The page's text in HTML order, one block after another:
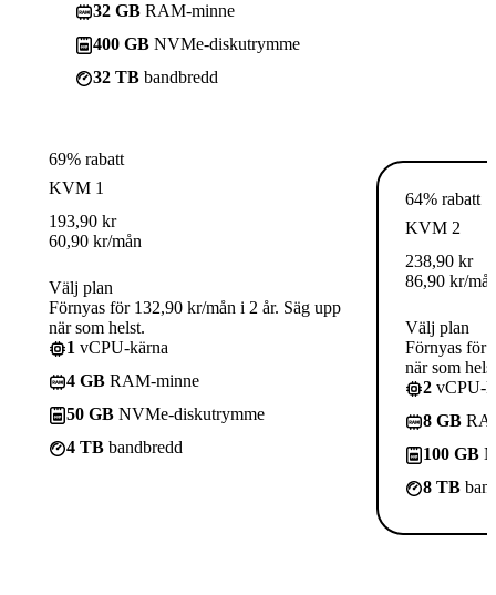
32 GB RAM-minne
400 GB NVMe-diskutrymme
32 TB bandbredd
69% rabatt
KVM 1
193,90 kr
60,90 kr/mån
Välj plan
Förnyas för 132,90 kr/mån i 2 år. Säg upp
när som helst.
1 vCPU-kärna
4 GB RAM-minne
50 GB NVMe-diskutrymme
4 TB bandbredd
64% rabatt
KVM 2
238,90 kr
86,90 kr/
Välj plan
Förnyas för
när som
2 vCPU-
8 GB
100 GB
8 TB